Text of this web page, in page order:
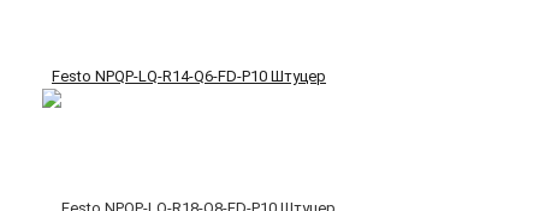
Festo NPQP-LQ-R14-Q6-FD-P10 Штуцер